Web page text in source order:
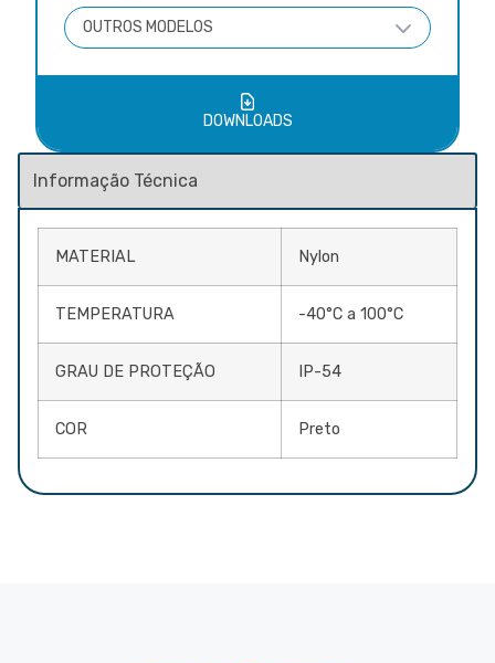
OUTROS MODELOS
DOWNLOADS
MATERIAL Nylon
TEMPERATURA -40°C a 100°C
GRAU DE PROTEÇÃO IP-54
COR Preto